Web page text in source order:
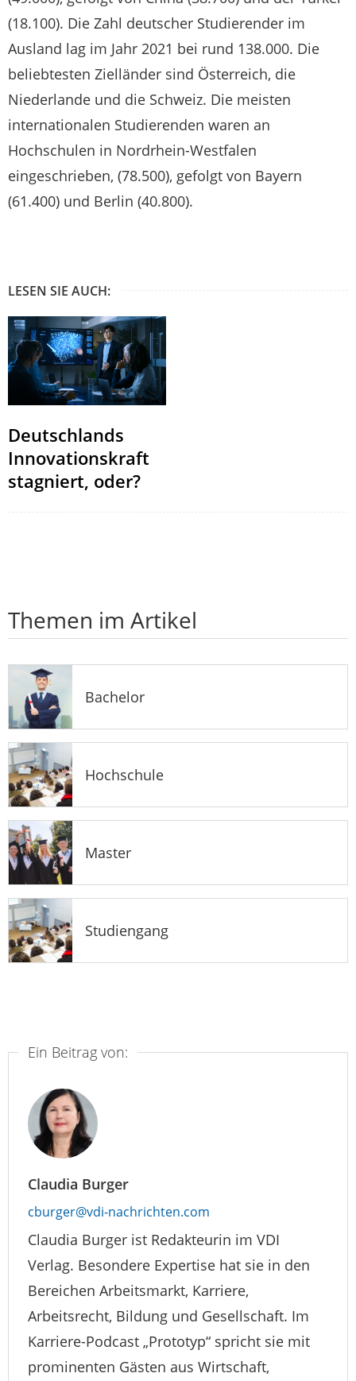
(18.100). Die Zahl deutscher Studierender im
Ausland lag im Jahr 2021 bei rund 138.000. Die
beliebtesten Zielländer sind Österreich, die
Niederlande und die Schweiz. Die meisten
internationalen Studierenden waren an
Hochschulen in Nordrhein-Westfalen
eingeschrieben, (78.500), gefolgt von Bayern
(61.400) und Berlin (40.800).
LESEN SIE AUCH:
Deutschlands
Innovationskraft
stagniert, oder?
Themen im Artikel
Bachelor
Hochschule
Master
Studiengang
Ein Beitrag von:
Claudia Burger
cburger@vdi-nachrichten.com
Claudia Burger ist Redakteurin im VDI
Verlag. Besondere Expertise hat sie in den
Bereichen Arbeitsmarkt, Karriere,
Arbeitsrecht, Bildung und Gesellschaft. Im
Karriere-Podcast „Prototyp“ spricht sie mit
prominenten Gästen aus Wirtschaft,